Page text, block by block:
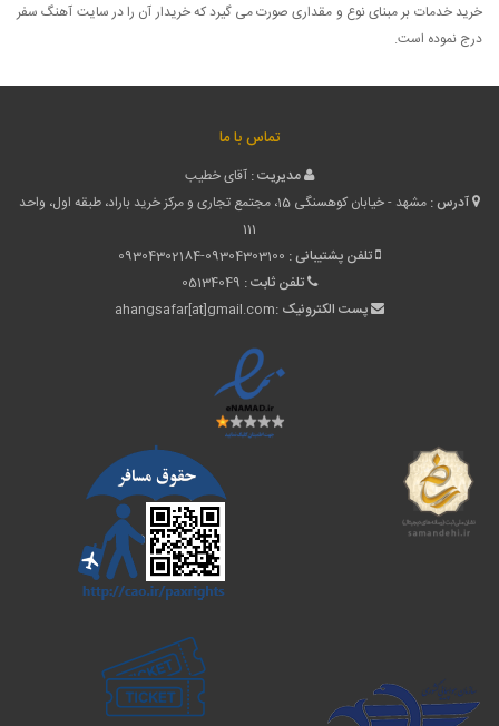
خرید خدمات بر مبنای نوع و مقداری صورت می گیرد که خریدار آن را در سایت آهنگ سفر
درج نموده است.
تماس با ما
مدیریت : آقای خطیب
آدرس :
مشهد - خیابان کوهسنگی 15، مجتمع تجاری و مرکز خرید باراد، طبقه اول، واحد
111
تلفن پشتیبانی : 09304302184-09304303100
تلفن ثابت : 05134049
پست الکترونیک :ahangsafar[at]gmail.com